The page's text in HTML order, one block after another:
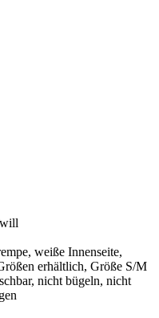
weiße Innenseite,
erhältlich, Größe S/M
nicht bügeln, nicht